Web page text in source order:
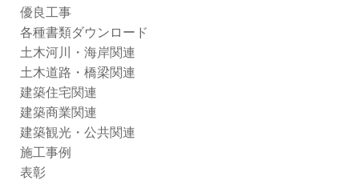
優良工事
各種書類ダウンロード
土木河川・海岸関連
土木道路・橋梁関連
建築住宅関連
建築商業関連
建築観光・公共関連
施工事例
表彰